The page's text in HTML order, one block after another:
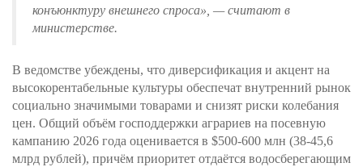
конъюнктуру внешнего спроса» , — считают в
министерстве.
В ведомстве убеждены, что диверсификация и акцент на
высокорентабельные культуры обеспечат внутренний рынок
социально значимыми товарами и снизят риски колебания
цен. Общий объём господдержки аграриев на посевную
кампанию 2026 года оценивается в $500-600 млн (38-45,6
млрд рублей), причём приоритет отдаётся водосберегающим